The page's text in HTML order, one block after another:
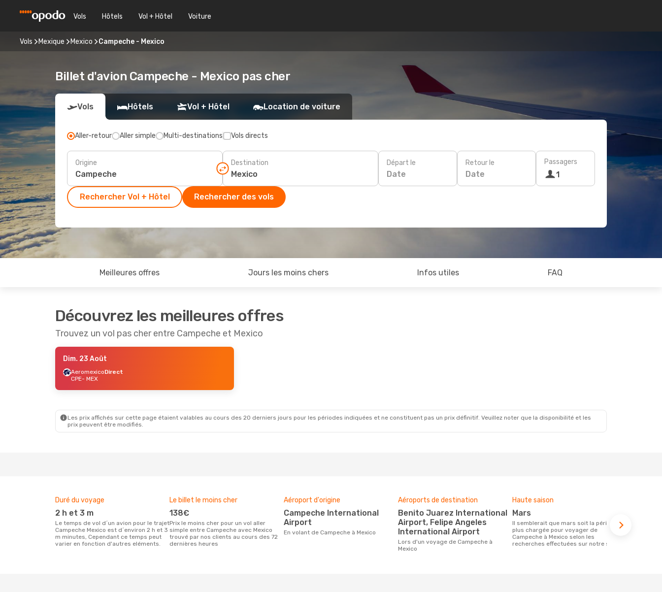
Vols Hôtels Vol + Hôtel Voiture
Vols Mexique Mexico Campeche - Mexico
Billet d'avion Campeche - Mexico pas cher
Vols Hôtels Vol + Hôtel Location de voiture
Aller-retour Aller simple Multi-destinations Vols directs
Origine Destination Départ le
Date
Retour le
Date
Passagers
1
Rechercher Vol + Hôtel Rechercher des vols
Meilleures offres Jours les moins chers Infos utiles FAQ
Découvrez les meilleures offres
Trouvez un vol pas cher entre Campeche et Mexico
Dim. 23 Août
AeromexicoDirect
CPE- MEX
Les prix affichés sur cette page étaient valables au cours des 20 derniers jours pour les périodes indiquées et ne constituent pas un prix définitif. Veuillez noter que la disponibilité et les
prix peuvent être modifiés.
Duré du voyage
2 h et 3 m
Le temps de vol d´un avion pour le trajet
Campeche Mexico est d´environ 2 h et 3
m minutes, Cependant ce temps peut
varier en fonction d'autres eléments.
Le billet le moins cher
138€
Prix le moins cher pour un vol aller
simple entre Campeche avec Mexico
trouvé par nos clients au cours des 72
dernières heures
Aéroport d'origine
Campeche International
Airport
En volant de Campeche à Mexico
Aéroports de destination
Benito Juarez International
Airport, Felipe Angeles
International Airport
Lors d'un voyage de Campeche à
Mexico
Haute saison
mars
Il semblerait que mars soit la période la
plus chargée pour voyager de
Campeche à Mexico selon les
recherches effectuées sur notre site.